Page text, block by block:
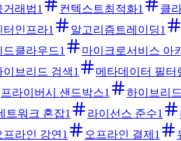
거래법1 컨텍스트최적화1 클
터인프라1 알고리즘트레이딩1
드클라우드1 마이크로서비스 아
이브리드 검색1 메타데이터 필터
프라이버시 샌드박스1 하이브리
트워크 혼잡1 라이선스 준수1
프라인 강연 1 오프라인 결제 1